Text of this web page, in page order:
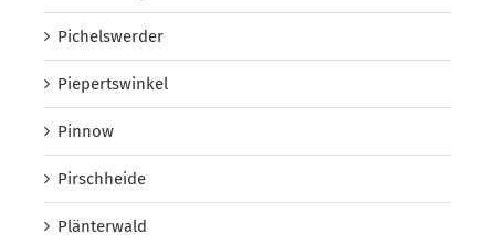
Pichelswerder
Piepertswinkel
Pinnow
Pirschheide
Plänterwald